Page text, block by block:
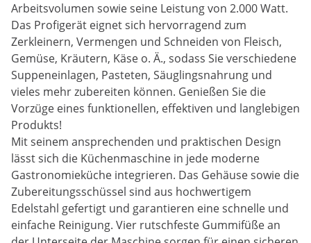
Arbeitsvolumen sowie seine Leistung von 2.000 Watt.
Das Profigerät eignet sich hervorragend zum
Zerkleinern, Vermengen und Schneiden von Fleisch,
Gemüse, Kräutern, Käse o. Ä., sodass Sie verschiedene
Suppeneinlagen, Pasteten, Säuglingsnahrung und
vieles mehr zubereiten können. Genießen Sie die
Vorzüge eines funktionellen, effektiven und langlebigen
Produkts!
Mit seinem ansprechenden und praktischen Design
lässt sich die Küchenmaschine in jede moderne
Gastronomieküche integrieren. Das Gehäuse sowie die
Zubereitungsschüssel sind aus hochwertigem
Edelstahl gefertigt und garantieren eine schnelle und
einfache Reinigung. Vier rutschfeste Gummifüße an